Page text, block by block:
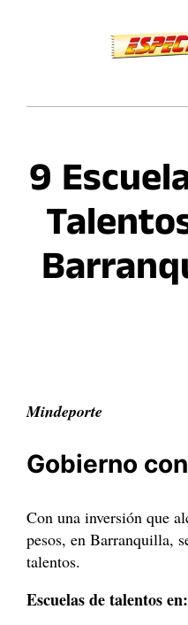
9
Mindeporte
Gobierno
Con una inversión que
pesos, en Barranquilla,
talentos.
Escuelas de talentos en: